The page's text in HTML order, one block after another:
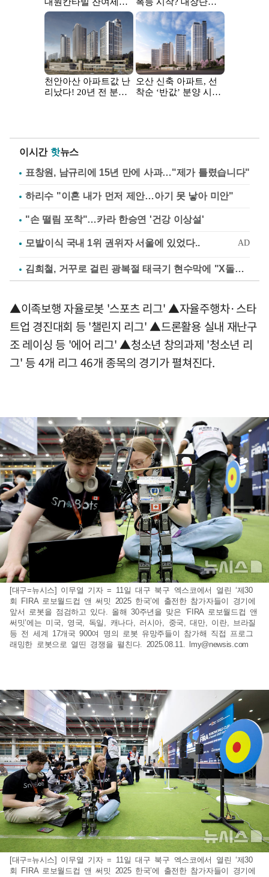
이시간 핫뉴스
표창원, 남규리에 15년 만에 사과…"제가 틀렸습니다"
하리수 "이혼 내가 먼저 제안…아기 못 낳아 미안"
"손 떨림 포착"…카라 한승연 '건강 이상설'
김희철, 거꾸로 걸린 광복절 태극기 현수막에 "X돌았네"
▲이족보행 자율로봇 '스포츠 리그' ▲자율주행차·스타
트업 경진대회 등 '챌린지 리그' ▲드론활용 실내 재난구
조 레이싱 등 '에어 리그' ▲청소년 창의과제 '청소년 리
그' 등 4개 리그 46개 종목의 경기가 펼쳐진다.
[대구=뉴시스] 이무열 기자 = 11일 대구 북구 엑스코에서 열린 ‘제30
회 FIRA 로보월드컵 앤 써밋 2025 한국’에 출전한 참가자들이 경기에
앞서 로봇을 점검하고 있다. 올해 30주년을 맞은 ‘FIRA 로보월드컵 앤
써밋’에는 미국, 영국, 독일, 캐나다, 러시아, 중국, 대만, 이란, 브라질
등 전 세계 17개국 900여 명의 로봇 유망주들이 참가해 직접 프로그
래밍한 로봇으로 열띤 경쟁을 펼친다. 2025.08.11.
lmy@newsis.com
[대구=뉴시스] 이무열 기자 = 11일 대구 북구 엑스코에서 열린 ‘제30
회 FIRA 로보월드컵 앤 써밋 2025 한국’에 출전한 참가자들이 경기에